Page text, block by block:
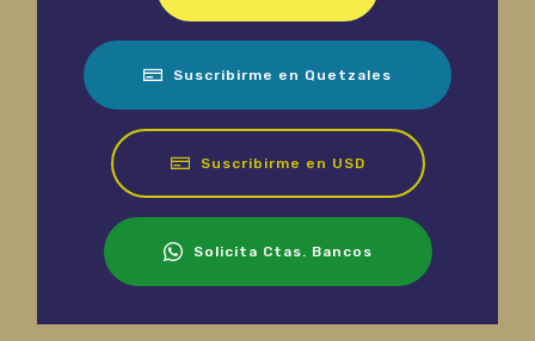
Suscribirme en Quetzales
Suscribirme en USD
Solicita Ctas. Bancos